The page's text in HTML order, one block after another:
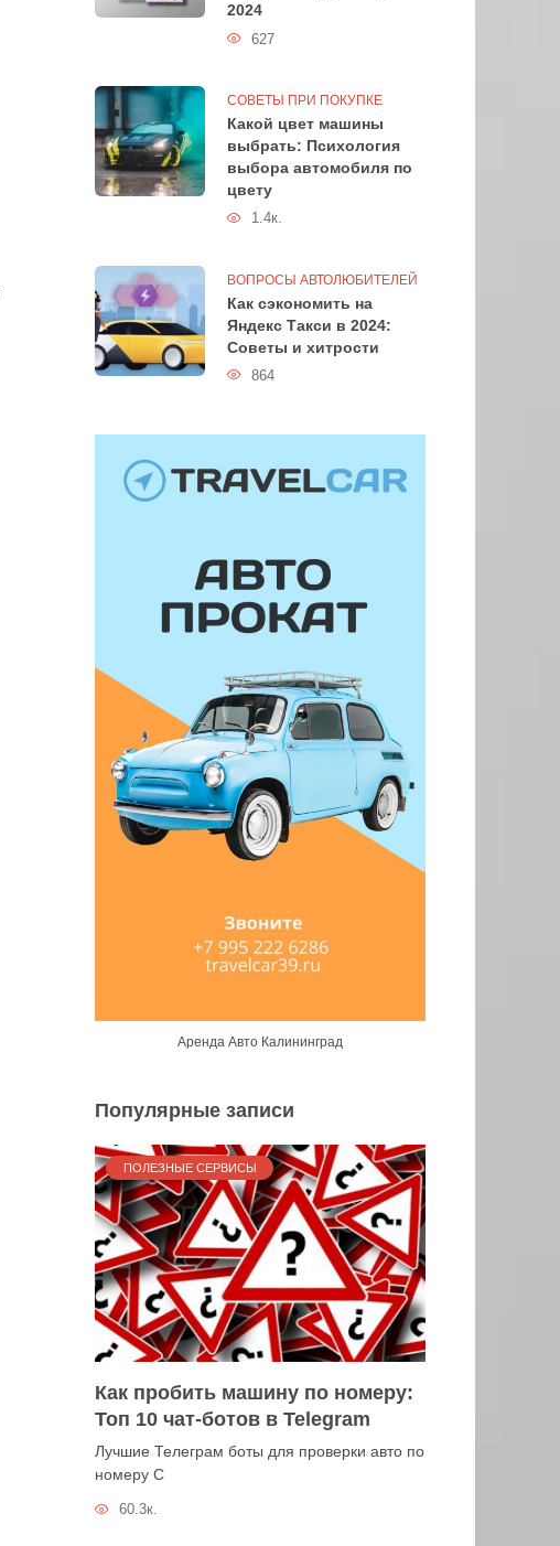
2024
627
СОВЕТЫ ПРИ ПОКУПКЕ
Какой цвет машины
выбрать: Психология
выбора автомобиля по
цвету
1.4к.
ВОПРОСЫ АВТОЛЮБИТЕЛЕЙ
Как сэкономить на
Яндекс Такси в 2024:
Советы и хитрости
864
Аренда Авто Калининград
Популярные записи
ПОЛЕЗНЫЕ СЕРВИСЫ
Как пробить машину по номеру:
Топ 10 чат-ботов в Telegram
Лучшие Телеграм боты для проверки авто по
номеру С
60.3к.